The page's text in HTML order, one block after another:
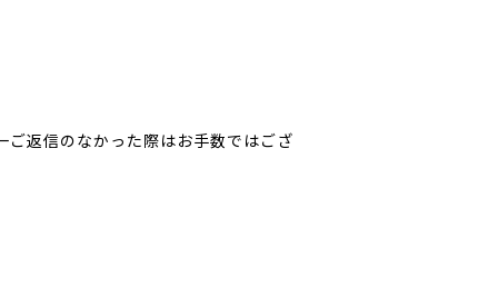
ご返信のなかった際はお手数ではござ